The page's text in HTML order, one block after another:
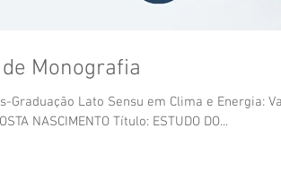
Monografia
Graduação Lato Sensu em Clima e Energia:
NASCIMENTO Título: ESTUDO DO...